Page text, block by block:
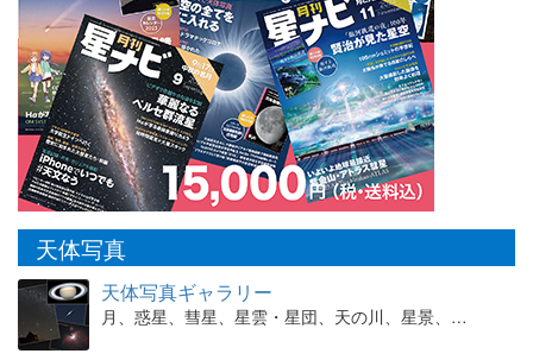
天体写真
天体写真ギャラリー
月、惑星、彗星、星雲・星団、天の川、星景、…